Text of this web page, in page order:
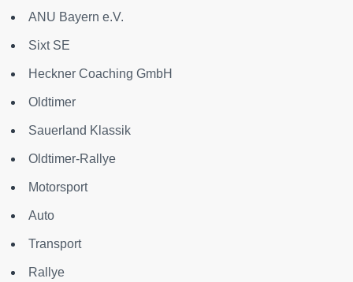
ANU Bayern e.V.
Sixt SE
Heckner Coaching GmbH
Oldtimer
Sauerland Klassik
Oldtimer-Rallye
Motorsport
Auto
Transport
Rallye